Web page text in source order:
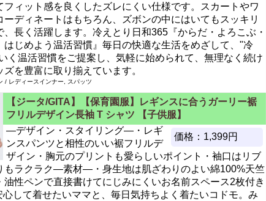
フィット感を良くしたズレにくい仕様です。スカートやワ
ーディネートはもちろん、ズボンの中にはいてもスッキリ
、長く活躍します。冷えとり日和365『からだ・よろこぶ・
はじめよう温活習慣』毎日の快適な生活をめざして、"冷
く温活習慣をご提案し、気軽に始められて、無理なく続け
ズを豊富に取り揃えています。
/ レディースインナー, スパッツ
【ジータ/GITA】【保育園服】レギンスに合うガーリー裾
フリルデザイン長袖 T シャツ 【子供服】
価格：1,399円
―デザイン・スタイリング―・レギ
ンスパンツと相性のいい裾フリルデ
ザイン・胸元のプリントも愛らしいポイント・袖口はリブ
もラクラク―素材―・身生地は肌ざわりのよい綿100%天竺
性ペンで直接書けてにじみにくいお名前スペース2枚付き
心して着せたいママと、毎日気持ちよく着たいコドモ。み